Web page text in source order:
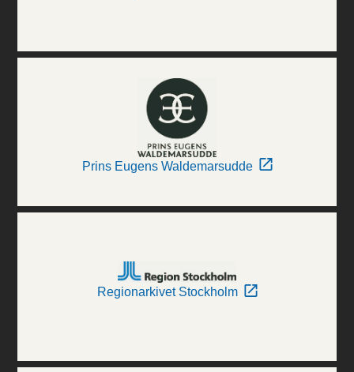
Prins Eugens Waldemarsudde
Regionarkivet Stockholm